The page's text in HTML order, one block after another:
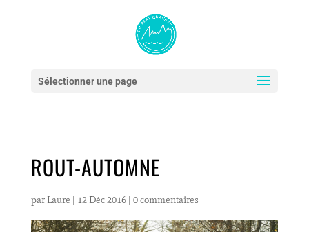
Sélectionner une page
ROUT-AUTOMNE
par Laure | 12 Déc 2016| 0 commentaires